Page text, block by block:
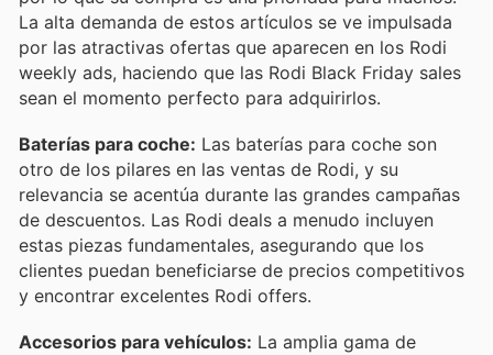
La alta demanda de estos artículos se ve impulsada
por las atractivas ofertas que aparecen en los Rodi
weekly ads, haciendo que las Rodi Black Friday sales
sean el momento perfecto para adquirirlos.
Baterías para coche: Las baterías para coche son
otro de los pilares en las ventas de Rodi, y su
relevancia se acentúa durante las grandes campañas
de descuentos. Las Rodi deals a menudo incluyen
estas piezas fundamentales, asegurando que los
clientes puedan beneficiarse de precios competitivos
y encontrar excelentes Rodi offers.
Accesorios para vehículos: La amplia gama de